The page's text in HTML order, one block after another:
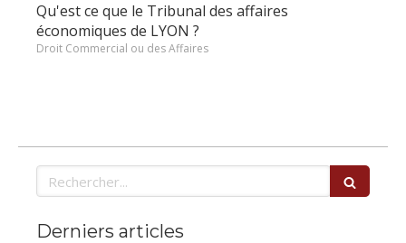
Qu'est ce que le Tribunal des affaires
économiques de LYON ?
Droit Commercial ou des Affaires
Rechercher
Derniers articles